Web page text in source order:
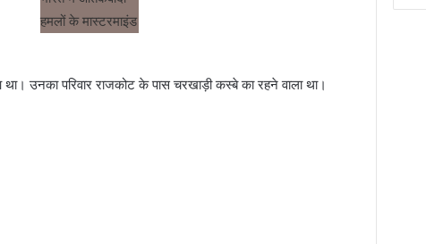
उनका परिवार राजकोट के पास चरखाड़ी कस्बे का रहने वाला था।